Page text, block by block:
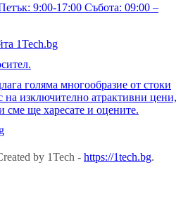
9:00-17:00 Събота: 09:00 –
1Tech.bg
голяма многообразие от стоки
на изключително атрактивни цени,
сме ще харесате и оцените.
by 1Tech - https://1tech.bg.